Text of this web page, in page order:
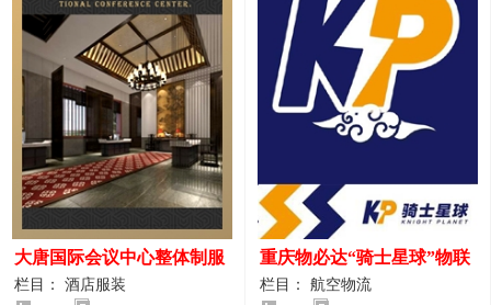
大唐国际会议中心整体制服
设计案例
栏目： 酒店服装
重庆物必达“骑士星球”物联
网派送人员服装设计案例
栏目： 航空物流